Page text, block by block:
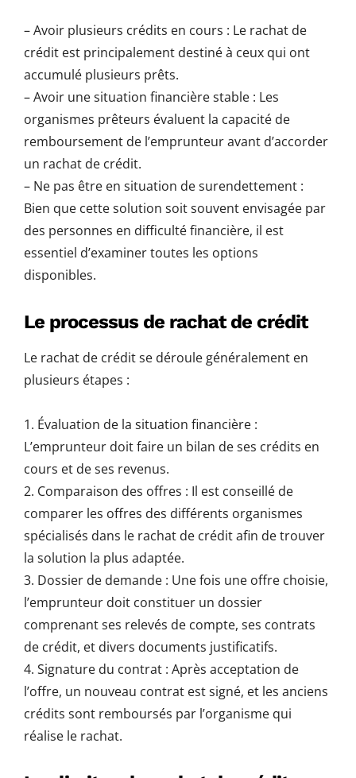
– Avoir plusieurs crédits en cours : Le rachat de
crédit est principalement destiné à ceux qui ont
accumulé plusieurs prêts.
– Avoir une situation financière stable : Les
organismes prêteurs évaluent la capacité de
remboursement de l’emprunteur avant d’accorder
un rachat de crédit.
– Ne pas être en situation de surendettement :
Bien que cette solution soit souvent envisagée par
des personnes en difficulté financière, il est
essentiel d’examiner toutes les options
disponibles.
Le processus de rachat de crédit
Le rachat de crédit se déroule généralement en
plusieurs étapes :
1. Évaluation de la situation financière :
L’emprunteur doit faire un bilan de ses crédits en
cours et de ses revenus.
2. Comparaison des offres : Il est conseillé de
comparer les offres des différents organismes
spécialisés dans le rachat de crédit afin de trouver
la solution la plus adaptée.
3. Dossier de demande : Une fois une offre choisie,
l’emprunteur doit constituer un dossier
comprenant ses relevés de compte, ses contrats
de crédit, et divers documents justificatifs.
4. Signature du contrat : Après acceptation de
l’offre, un nouveau contrat est signé, et les anciens
crédits sont remboursés par l’organisme qui
réalise le rachat.